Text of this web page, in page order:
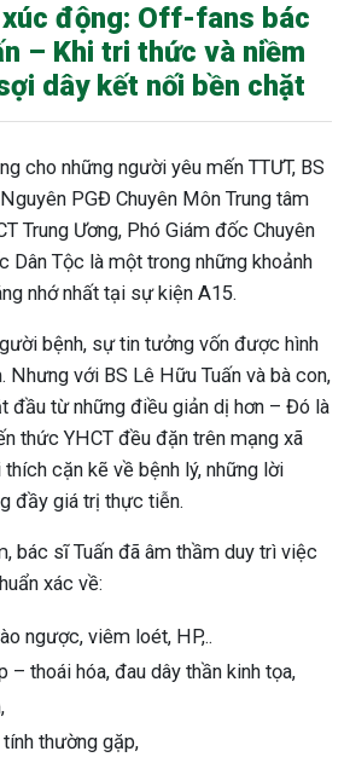
xúc động: Off-fans bác
– Khi tri thức và niềm
dây kết nối bền chặt
cho những người yêu mến TTƯT, BS
PGĐ Chuyên Môn Trung tâm
Trung Ương, Phó Giám đốc Chuyên
Dân Tộc là một trong những khoảnh
nhớ nhất tại sự kiện A15.
bệnh, sự tin tưởng vốn được hình
Nhưng với BS Lê Hữu Tuấn và bà con,
đầu từ những điều giản dị hơn – Đó là
thức YHCT đều đặn trên mạng xã
cặn kẽ về bệnh lý, những lời
đầy giá trị thực tiễn.
bác sĩ Tuấn đã âm thầm duy trì việc
xác về:
ngược, viêm loét, HP,..
– thoái hóa, đau dây thần kinh tọa,
thường gặp,